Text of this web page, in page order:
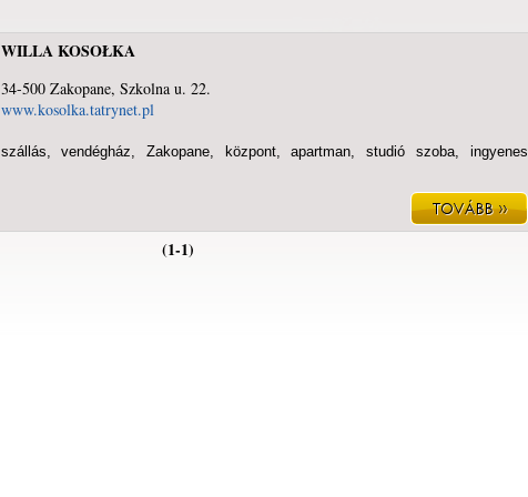
WILLA KOSOŁKA
34-500 Zakopane, Szkolna u. 22.
www.kosolka.tatrynet.pl
szállás, vendégház, Zakopane, központ, apartman, studió szoba, ingyenes
(1-1)